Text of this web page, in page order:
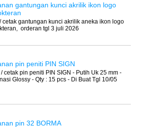
gantungan kunci akrilik ikon logo
cetak gantungan kunci akrilik aneka ikon logo
orderan tgl 3 juli 2026
pin peniti PIN SIGN
/ cetak pin peniti PIN SIGN - Putih Uk 25 mm -
Glossy - Qty : 15 pcs - Di Buat Tgl 10/05
pin 32 BORMA